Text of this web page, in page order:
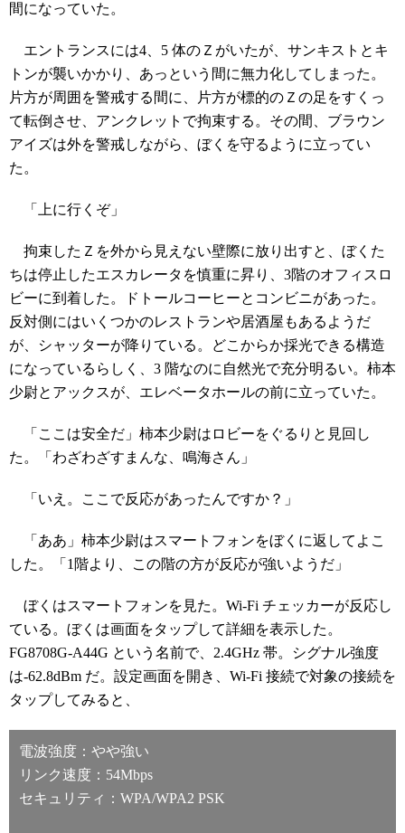
間になっていた。
エントランスには4、5 体のＺがいたが、サンキストとキ
トンが襲いかかり、あっという間に無力化してしまった。
片方が周囲を警戒する間に、片方が標的のＺの足をすくっ
て転倒させ、アンクレットで拘束する。その間、ブラウン
アイズは外を警戒しながら、ぼくを守るように立ってい
た。
「上に行くぞ」
拘束したＺを外から見えない壁際に放り出すと、ぼくた
ちは停止したエスカレータを慎重に昇り、3階のオフィスロ
ビーに到着した。ドトールコーヒーとコンビニがあった。
反対側にはいくつかのレストランや居酒屋もあるようだ
が、シャッターが降りている。どこからか採光できる構造
になっているらしく、3 階なのに自然光で充分明るい。柿本
少尉とアックスが、エレベータホールの前に立っていた。
「ここは安全だ」柿本少尉はロビーをぐるりと見回し
た。「わざわざすまんな、鳴海さん」
「いえ。ここで反応があったんですか？」
「ああ」柿本少尉はスマートフォンをぼくに返してよこ
した。「1階より、この階の方が反応が強いようだ」
ぼくはスマートフォンを見た。Wi-Fi チェッカーが反応し
ている。ぼくは画面をタップして詳細を表示した。
FG8708G-A44G という名前で、2.4GHz 帯。シグナル強度
は-62.8dBm だ。設定画面を開き、Wi-Fi 接続で対象の接続を
タップしてみると、
電波強度：やや強い
リンク速度：54Mbps
セキュリティ：WPA/WPA2 PSK